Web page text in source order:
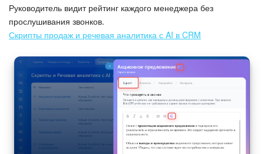
Руководитель видит рейтинг каждого менеджера без
прослушивания звонков.
Скрипты продаж и речевая аналитика с AI в CRM